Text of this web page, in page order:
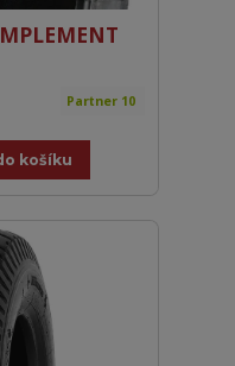
Partner 10
košíku